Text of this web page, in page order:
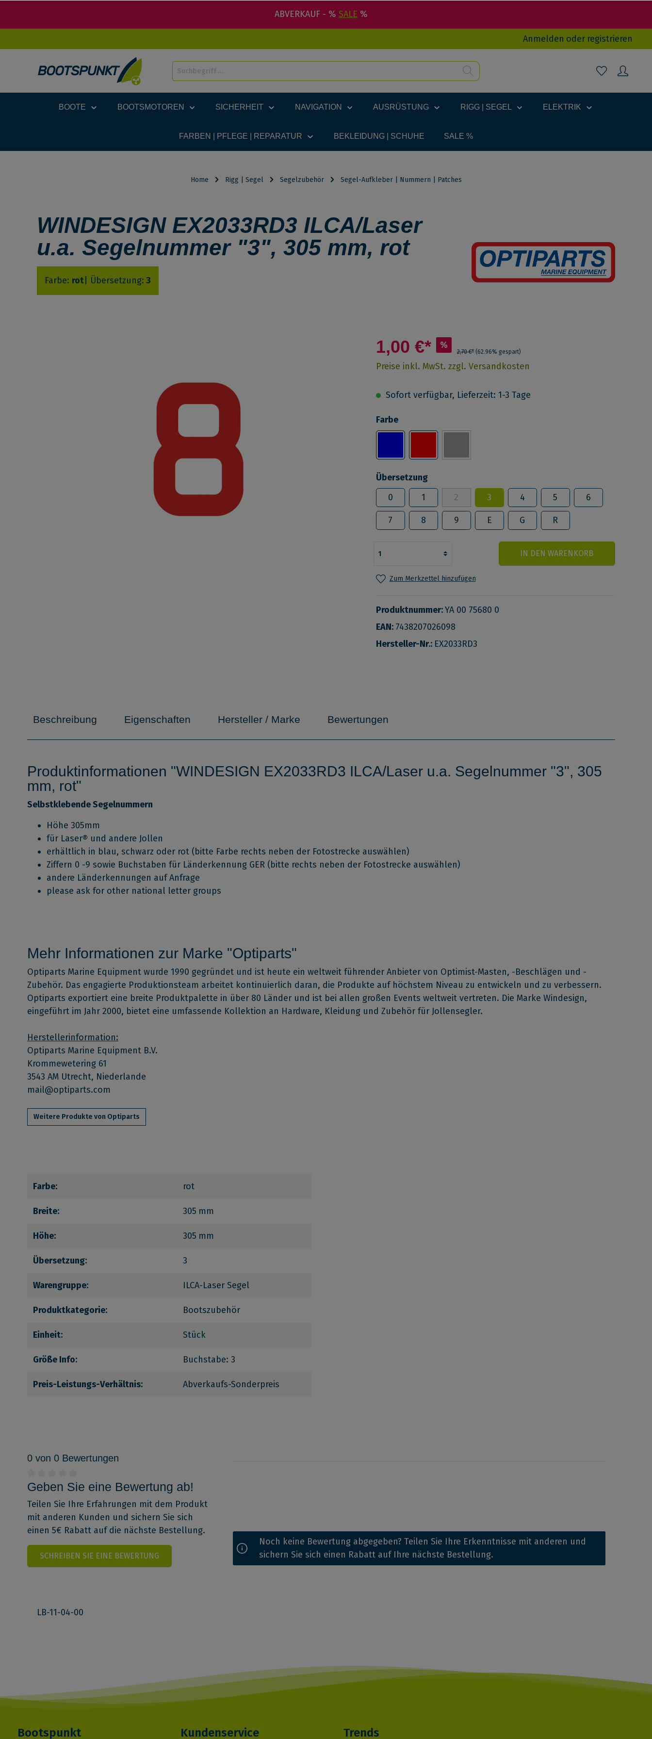
ABVERKAUF - % SALE %
Anmelden oder registrieren
BOOTE BOOTSMOTOREN SICHERHEIT NAVIGATION AUSRÜSTUNG RIGG | SEGEL ELEKTRIK
FARBEN | PFLEGE | REPARATUR BEKLEIDUNG | SCHUHE SALE %
Home Rigg | Segel Segelzubehör Segel-Aufkleber | Nummern | Patches
WINDESIGN EX2033RD3 ILCA/Laser
u.a. Segelnummer "3", 305 mm, rot
Farbe: rot| Übersetzung: 3
1,00 €* %
2,70 €* (62.96% gespart)
Preise inkl. MwSt. zzgl. Versandkosten
Sofort verfügbar, Lieferzeit: 1-3 Tage
Farbe
Übersetzung
0
1 2 3 4 5 6
7 8 9 E G R
IN DEN WARENKORB
Zum Merkzettel hinzufügen
Produktnummer:YA 00 75680 0
EAN: 7438207026098
Hersteller-Nr.: EX2033RD3
Beschreibung Eigenschaften Hersteller / Marke Bewertungen
Produktinformationen "WINDESIGN EX2033RD3 ILCA/Laser u.a. Segelnummer "3", 305
mm, rot"
Selbstklebende Segelnummern
Höhe 305mm
für Laser® und andere Jollen
erhältlich in blau, schwarz oder rot (bitte Farbe rechts neben der Fotostrecke auswählen)
Ziffern 0 -9 sowie Buchstaben für Länderkennung GER (bitte rechts neben der Fotostrecke auswählen)
andere Länderkennungen auf Anfrage
please ask for other national letter groups
Mehr Informationen zur Marke "Optiparts"
Optiparts Marine Equipment wurde 1990 gegründet und ist heute ein weltweit führender Anbieter von Optimist-Masten, -Beschlägen und -
Zubehör. Das engagierte Produktionsteam arbeitet kontinuierlich daran, die Produkte auf höchstem Niveau zu entwickeln und zu verbessern.
Optiparts exportiert eine breite Produktpalette in über 80 Länder und ist bei allen großen Events weltweit vertreten. Die Marke Windesign,
eingeführt im Jahr 2000, bietet eine umfassende Kollektion an Hardware, Kleidung und Zubehör für Jollensegler.
Herstellerinformation:
Optiparts Marine Equipment B.V.
Krommewetering 61
3543 AM Utrecht, Niederlande
mail@optiparts.com
Weitere Produkte von Optiparts
Farbe: rot
Breite: 305 mm
Höhe: 305 mm
Übersetzung: 3
Warengruppe: ILCA-Laser Segel
Produktkategorie: Bootszubehör
Einheit: Stück
Größe Info: Buchstabe: 3
Preis-Leistungs-Verhältnis: Abverkaufs-Sonderpreis
0 von 0 Bewertungen
Geben Sie eine Bewertung ab!
Teilen Sie Ihre Erfahrungen mit dem Produkt
mit anderen Kunden und sichern Sie sich
einen 5€ Rabatt auf die nächste Bestellung.
SCHREIBEN SIE EINE BEWERTUNG
Noch keine Bewertung abgegeben? Teilen Sie Ihre Erkenntnisse mit anderen und
sichern Sie sich einen Rabatt auf Ihre nächste Bestellung.
LB-11-04-00
Bootspunkt Kundenservice Trends